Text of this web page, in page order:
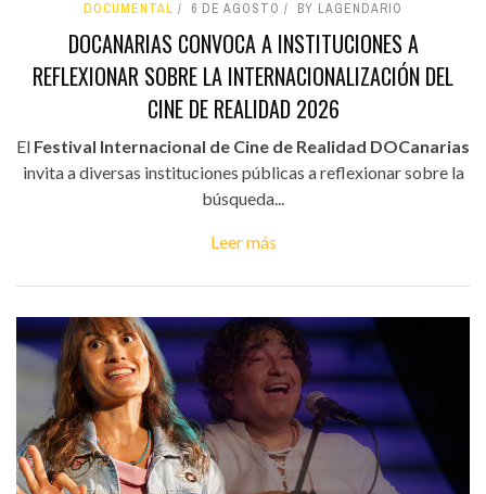
DOCUMENTAL 6 DE AGOSTO BY LAGENDARIO
DOCANARIAS CONVOCA A INSTITUCIONES A
REFLEXIONAR SOBRE LA INTERNACIONALIZACIÓN DEL
CINE DE REALIDAD 2026
El Festival Internacional de Cine de Realidad DOCanarias
invita a diversas instituciones públicas a reflexionar sobre la
búsqueda...
Leer más